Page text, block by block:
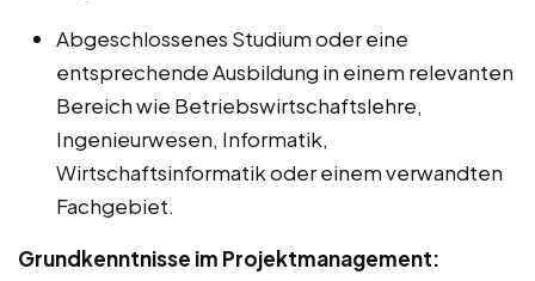
Abgeschlossenes Studium oder eine
entsprechende Ausbildung in einem relevanten
Bereich wie Betriebswirtschaftslehre,
Ingenieurwesen, Informatik,
Wirtschaftsinformatik oder einem verwandten
Fachgebiet.
Grundkenntnisse im Projektmanagement: